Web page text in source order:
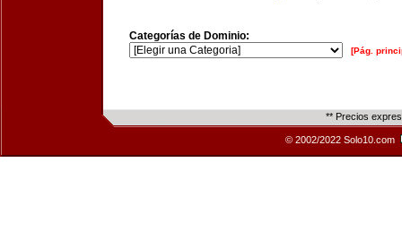
Categorías de Dominio:
[Pág.
** Precios
© 2002/2022 Solo10.com